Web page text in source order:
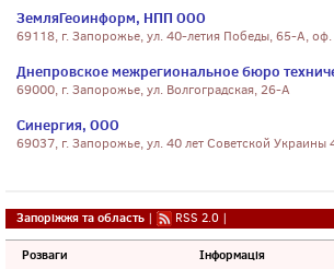
ЗемляГеоинформ, НПП ООО
69118, г. Запорожье, ул. 40-летия Победы, 65-А, оф.
Днепровское межрегиональное бюро
69000, г. Запорожье, ул. Волгоградская, 26-А
Синергия, ООО
69037, г. Запорожье, ул. 40 лет Советской Украины
Запоріжжя та область | RSS 2.0 |
Розваги Інформація